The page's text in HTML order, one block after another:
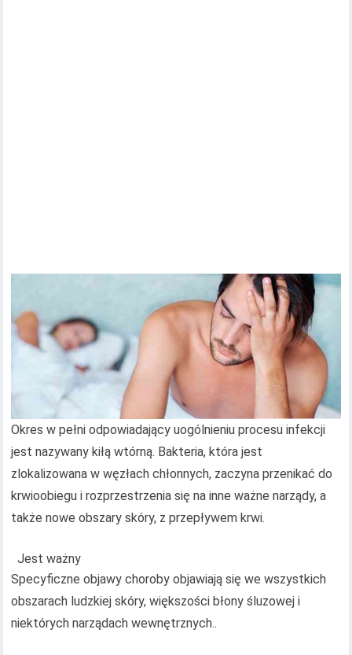
Okres w pełni odpowiadający uogólnieniu procesu infekcji
jest nazywany kiłą wtórną. Bakteria, która jest
zlokalizowana w węzłach chłonnych, zaczyna przenikać do
krwioobiegu i rozprzestrzenia się na inne ważne narządy, a
także nowe obszary skóry, z przepływem krwi.
Jest ważny
Specyficzne objawy choroby objawiają się we wszystkich
obszarach ludzkiej skóry, większości błony śluzowej i
niektórych narządach wewnętrznych..